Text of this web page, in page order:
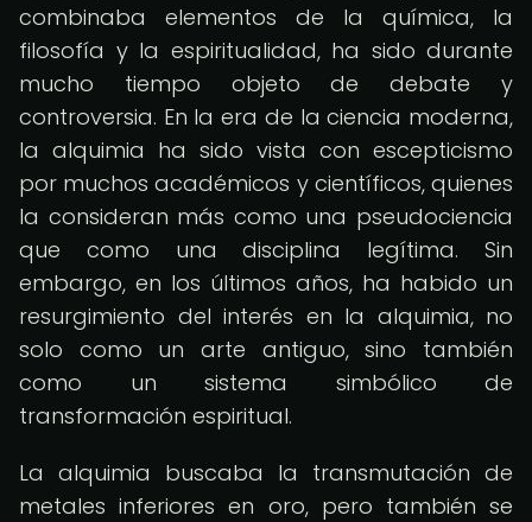
combinaba elementos de la química, la
filosofía y la espiritualidad, ha sido durante
mucho tiempo objeto de debate y
controversia. En la era de la ciencia moderna,
la alquimia ha sido vista con escepticismo
por muchos académicos y científicos, quienes
la consideran más como una pseudociencia
que como una disciplina legítima. Sin
embargo, en los últimos años, ha habido un
resurgimiento del interés en la alquimia, no
solo como un arte antiguo, sino también
como un sistema simbólico de
transformación espiritual.
La alquimia buscaba la transmutación de
metales inferiores en oro, pero también se